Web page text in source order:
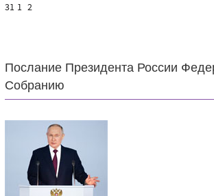
31 1 2
Послание Президента России
Собранию